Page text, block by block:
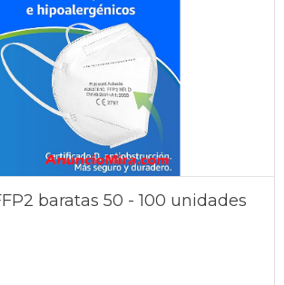
baratas 50 - 100 unidades